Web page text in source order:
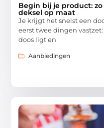
Begin bij je product:
deksel op maat
Je krijgt het snelst een
eerst twee dingen
doos ligt en
Aanbiedingen